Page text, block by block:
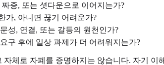
증, 또는 셧다운으로 이어지는가?
가, 아니면 끊기 어려운가?
성, 연결, 또는 갈등의 원천인가?
구 후에 일상 과제가 더 어려워지는가?
자체로 자폐를 증명하지는 않습니다. 자기